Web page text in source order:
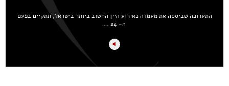
התערוכה שביססה את מעמדה כאירוע היין החשוב ביותר בישראל, תתקיים בפעם
ה- 24 …